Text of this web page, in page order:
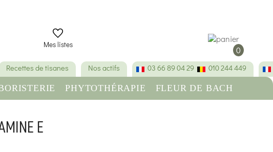
Mes listes 0
Recettes de tisanes Nos actifs 03 66 89 04 29 010 244 449
PHYTOTHÉRAPIE
FLEUR DE BACH
E